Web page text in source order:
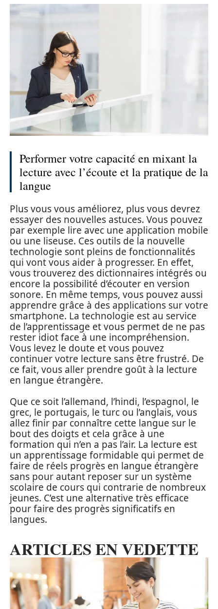
Performer votre capacité en mixant la
lecture avec l’écoute et la pratique de la
langue
Plus vous vous améliorez, plus vous devrez
essayer des nouvelles astuces. Vous pouvez
par exemple lire avec une application mobile
ou une liseuse. Ces outils de la nouvelle
technologie sont pleins de fonctionnalités
qui vont vous aider à progresser. En effet,
vous trouverez des dictionnaires intégrés ou
encore la possibilité d’écouter en version
sonore. En même temps, vous pouvez aussi
apprendre grâce à des applications sur votre
smartphone. La technologie est au service
de l’apprentissage et vous permet de ne pas
rester idiot face à une incompréhension.
Vous levez le doute et vous pouvez
continuer votre lecture sans être frustré. De
ce fait, vous aller prendre goût à la lecture
en langue étrangère.
Que ce soit l’allemand, l’hindi, l’espagnol, le
grec, le portugais, le turc ou l’anglais, vous
allez finir par connaître cette langue sur le
bout des doigts et cela grâce à une
formation qui n’en a pas l’air. La lecture est
un apprentissage formidable qui permet de
faire de réels progrès en langue étrangère
sans pour autant reposer sur un système
scolaire de cours qui contrarie de nombreux
jeunes. C’est une alternative très efficace
pour faire des progrès significatifs en
langues.
ARTICLES EN VEDETTE